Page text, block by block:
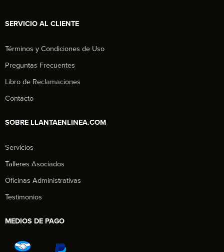
SERVICIO AL CLIENTE
Términos y Condiciones de Uso
Preguntas Frecuentes
Libro de Reclamaciones
Contacto
SOBRE LLANTAENLINEA.COM
Servicios
Talleres Asociados
Oficinas Administrativas
Testimonios
MEDIOS DE PAGO